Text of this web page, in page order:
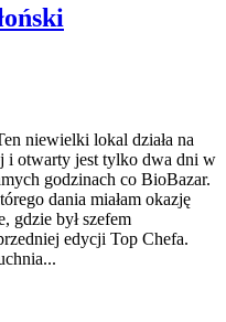
niewielki lokal działa na
i otwarty jest tylko dwa dni w
godzinach co BioBazar.
dania miałam okazję
gdzie był szefem
edycji Top Chefa.